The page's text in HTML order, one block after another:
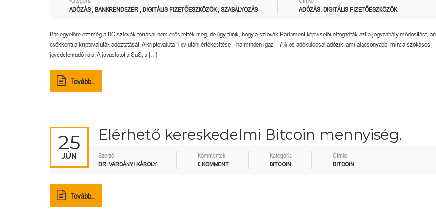
ADÓZÁS , BANKRENDSZER , DIGITÁLIS FIZETŐESZKÖZÖK, SZABÁLYOZÁS
ADÓZÁS, DIGITÁLIS FIZETŐESZKÖZÖK
Bár egyelőre ezt még a DC szlovák forrásai nem erősítették meg, de úgy tűnik, hogy a szlovák Parlament képviselői elfogadták azt a jogszabály módosítást,
csökkenti a kriptovaluták adóztatását. A kriptovaluta 1 év utáni értékesítése – ha minden igaz – 7%-os adókulccsal adózik, ami alacsonyabb, mint a szokásos
jövedelemadó ráta. A javaslatot a SaS, a […]
Tovább..
25
JÚN
Elérhető kereskedelmi Bitcoin mennyiség.
Szerző
DR. VARSÁNYI KÁROLY
Kommentek
0 KOMMENT
Kategória
BITCOIN
Címke
BITCOIN
Tovább..